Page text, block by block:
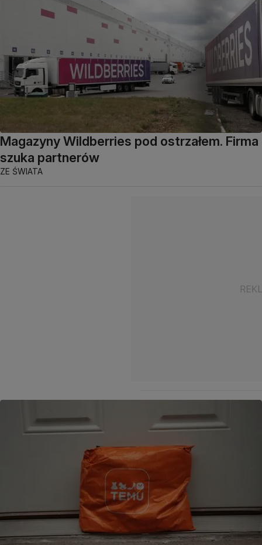
Magazyny Wildberries pod ostrzałem. Firma
szuka partnerów
ZE ŚWIATA